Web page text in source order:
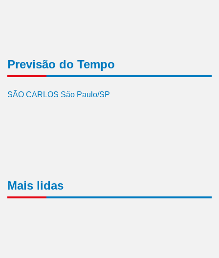
Previsão do Tempo
SÃO CARLOS São Paulo/SP
Mais lidas